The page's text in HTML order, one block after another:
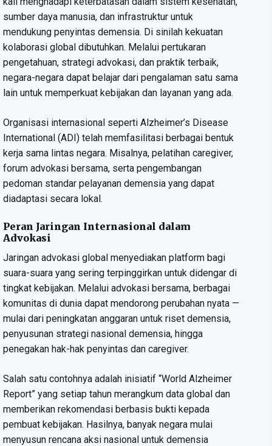
sumber daya manusia, dan infrastruktur untuk
mendukung penyintas demensia. Di sinilah kekuatan
kolaborasi global dibutuhkan. Melalui pertukaran
pengetahuan, strategi advokasi, dan praktik terbaik,
negara-negara dapat belajar dari pengalaman satu sama
lain untuk memperkuat kebijakan dan layanan yang ada.
Organisasi internasional seperti Alzheimer’s Disease
International (ADI) telah memfasilitasi berbagai bentuk
kerja sama lintas negara. Misalnya, pelatihan caregiver,
forum advokasi bersama, serta pengembangan
pedoman standar pelayanan demensia yang dapat
diadaptasi secara lokal.
Peran Jaringan Internasional dalam
Advokasi
Jaringan advokasi global menyediakan platform bagi
suara-suara yang sering terpinggirkan untuk didengar di
tingkat kebijakan. Melalui advokasi bersama, berbagai
komunitas di dunia dapat mendorong perubahan nyata —
mulai dari peningkatan anggaran untuk riset demensia,
penyusunan strategi nasional demensia, hingga
penegakan hak-hak penyintas dan caregiver.
Salah satu contohnya adalah inisiatif “World Alzheimer
Report” yang setiap tahun merangkum data global dan
memberikan rekomendasi berbasis bukti kepada
pembuat kebijakan. Hasilnya, banyak negara mulai
menyusun rencana aksi nasional untuk demensia